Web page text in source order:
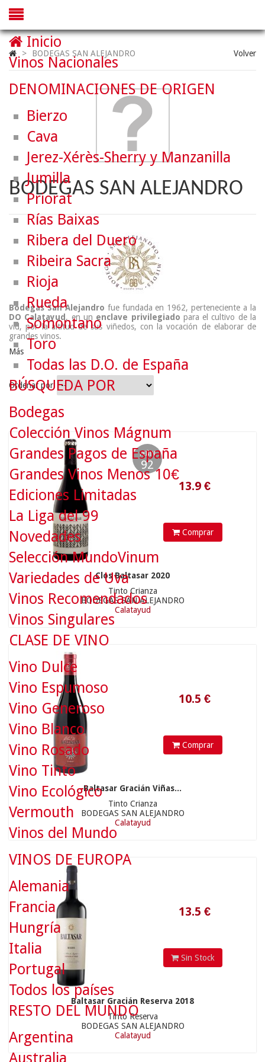
> BODEGAS SAN ALEJANDRO Volver
BODEGAS SAN ALEJANDRO
Bodegas San Alejandro fue fundada en 1962, perteneciente a la
DO Calatayud , en un enclave privilegiado para el cultivo de la
vid, por la altitud de sus viñedos, con la vocación de elaborar de
grandes vinos.
Más
Ordenar por
PEÑIN
92
13.9
Comprar
Clos Baltasar 2020
Tinto Crianza
BODEGAS SAN ALEJANDRO
Calatayud
Comprar
Baltasar Gracián Viñas...
Tinto Crianza
BODEGAS SAN ALEJANDRO
Calatayud
Sin Stock
Baltasar Gracián Reserva 2018
Tinto Reserva
BODEGAS SAN ALEJANDRO
Calatayud
11.9€
Inicio
Vinos Nacionales
DENOMINACIONES DE ORIGEN
Bierzo
Cava
Jerez-Xérès-Sherry y Manzanilla
Jumilla
Priorat
Rías Baixas
Ribera del Duero
Ribeira Sacra
Rioja
Rueda
Somontano
Toro
Todas las D.O. de España
BÚSQUEDA POR
Bodegas
Colección Vinos Mágnum
Grandes Pagos de España
Grandes Vinos Menos 10€
Ediciones Limitadas
La Liga del 99
Novedades
Selección MundoVinum
Variedades de Uva
Vinos Recomendados
Vinos Singulares
CLASE DE VINO
Vino Dulce
Vino Espumoso
Vino Generoso
Vino Blanco
Vino Rosado
Vino Tinto
Vino Ecológico
Vermouth
Vinos del Mundo
VINOS DE EUROPA
Alemania
Francia
Hungría
Italia
Portugal
Todos los países
RESTO DEL MUNDO
Argentina
Australia